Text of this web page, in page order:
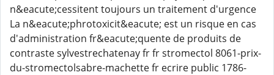
n&eacute;cessitent toujours un traitement d'urgence
La n&eacute;phrotoxicit&eacute; est un risque en cas
d'administration fr&eacute;quente de produits de
contraste sylvestrechatenay fr fr stromectol 8061-prix-
du-stromectolsabre-machette fr ecrire public 1786-